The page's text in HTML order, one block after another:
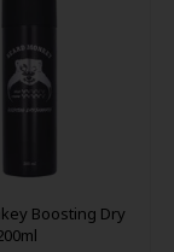
Boosting Dry